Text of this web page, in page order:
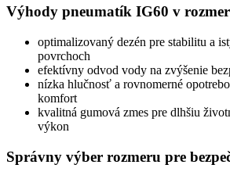
Výhody pneumatík IG60 v
optimalizovaný dezén pre stabilitu a
povrchoch
efektívny odvod vody na zvýšenie
nízka hlučnosť a rovnomerné
komfort
kvalitná gumová zmes pre dlhšiu
výkon
Správny výber rozmeru pre